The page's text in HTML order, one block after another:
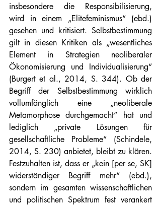
insbesondere die Responsibilisierung,
wird in einem „Elitefeminismus“ (ebd.)
gesehen und kritisiert. Selbstbestimmung
gilt in diesen Kritiken als „wesentliches
Element in Strategien neoliberaler
Ökonomisierung und Individualisierung“
(Burgert et al., 2014, S. 344). Ob der
Begriff der Selbstbestimmung wirklich
vollumfänglich eine „neoliberale
Metamorphose durchgemacht“ hat und
lediglich „private Lösungen für
gesellschaftliche Probleme“ (Schindele,
2014, S. 230) anbietet, bleibt zu klären.
Festzuhalten ist, dass er „kein [per se, SK]
widerständiger Begriff mehr“ (ebd.),
sondern im gesamten wissenschaftlichen
und politischen Spektrum fest verankert